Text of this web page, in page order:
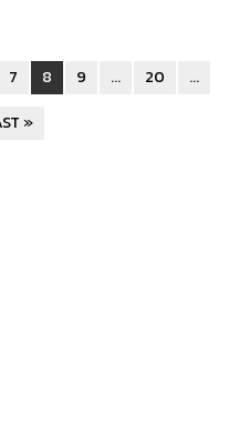
7 8 9 ... 20
...
»